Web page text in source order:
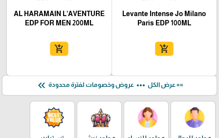
Levante Intense Jo Milano
Paris EDP 100ML
add_shopping_cart
AL HARAMAIN L’AVENTURE
EDP FOR MEN 200ML
add_shopping_cart
»» عرض الكل more_horiz عروض وخصومات لفترة محدودة keyboard_double_arrow_left